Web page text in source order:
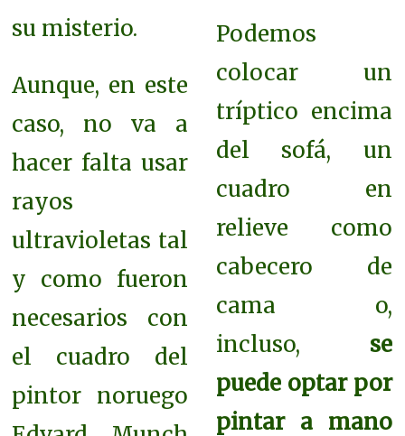
su misterio.
Aunque, en este
caso, no va a
hacer falta usar
rayos
ultravioletas tal
y como fueron
necesarios con
el cuadro del
pintor noruego
Podemos
colocar un
tríptico encima
del sofá, un
cuadro en
relieve como
cabecero de
cama o,
incluso, se
puede optar por
pintar a mano